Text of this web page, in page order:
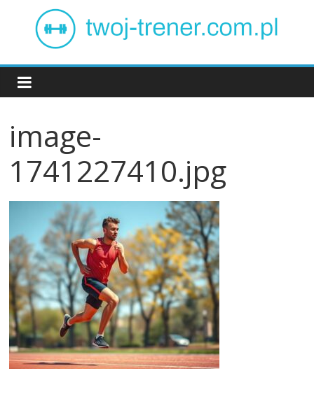
content
Twój
trener
image-
1741227410.jpg